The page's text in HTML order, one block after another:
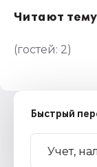
Читают тему
(гостей: 2)
Быстрый